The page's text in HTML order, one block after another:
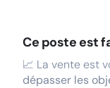
Ce poste est
📈 La vente est
dépasser les